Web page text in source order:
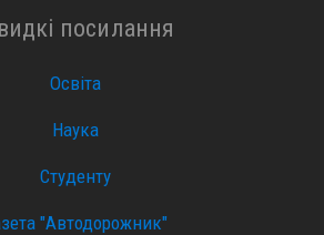
посилання
Освіта
Наука
Студенту
"Автодорожник"